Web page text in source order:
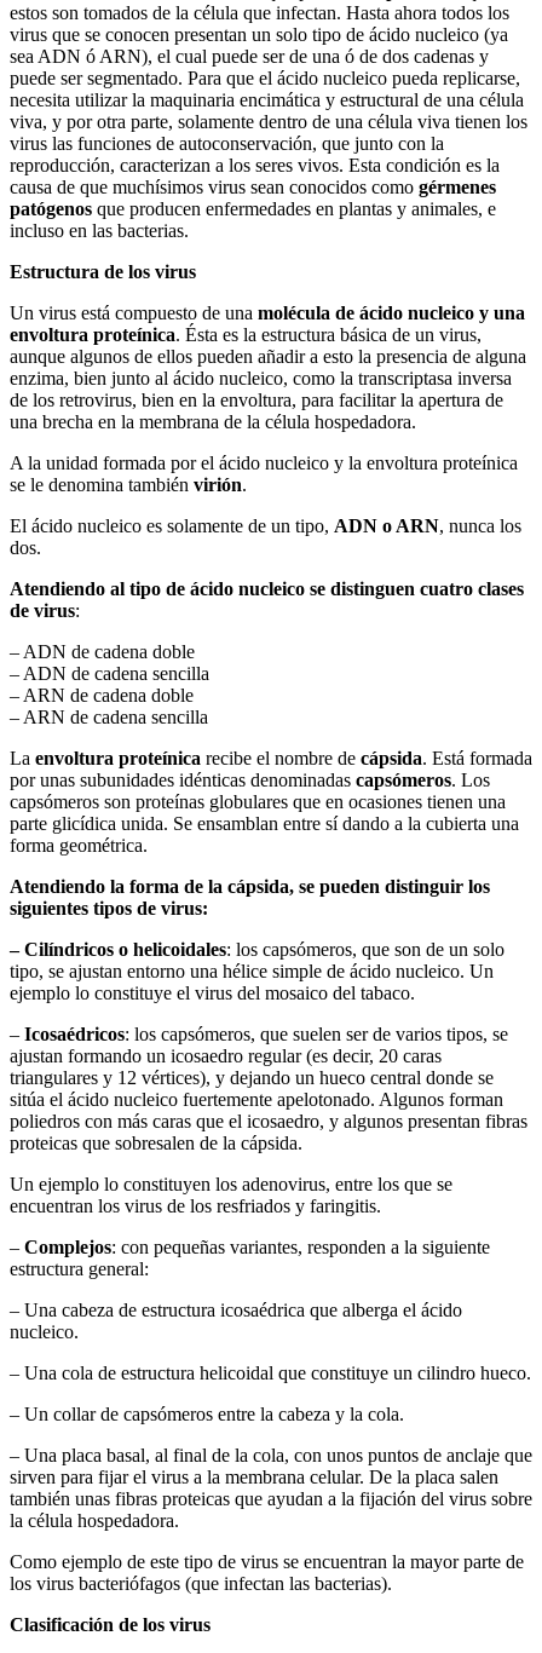
estos son tomados de la célula que infectan. Hasta ahora todos los
virus que se conocen presentan un solo tipo de ácido nucleico (ya
sea ADN ó ARN), el cual puede ser de una ó de dos cadenas y
puede ser segmentado. Para que el ácido nucleico pueda replicarse,
necesita utilizar la maquinaria encimática y estructural de una célula
viva, y por otra parte, solamente dentro de una célula viva tienen los
virus las funciones de autoconservación, que junto con la
reproducción, caracterizan a los seres vivos. Esta condición es la
causa de que muchísimos virus sean conocidos como gérmenes
patógenos que producen enfermedades en plantas y animales, e
incluso en las bacterias.
Estructura de los virus
Un virus está compuesto de una molécula de ácido nucleico y una
envoltura proteínica. Ésta es la estructura básica de un virus,
aunque algunos de ellos pueden añadir a esto la presencia de alguna
enzima, bien junto al ácido nucleico, como la transcriptasa inversa
de los retrovirus, bien en la envoltura, para facilitar la apertura de
una brecha en la membrana de la célula hospedadora.
A la unidad formada por el ácido nucleico y la envoltura proteínica
se le denomina también virión.
El ácido nucleico es solamente de un tipo, ADN o ARN, nunca los
dos.
Atendiendo al tipo de ácido nucleico se distinguen cuatro clases
de virus:
– ADN de cadena doble
– ADN de cadena sencilla
– ARN de cadena doble
– ARN de cadena sencilla
La envoltura proteínica recibe el nombre de cápsida. Está formada
por unas subunidades idénticas denominadas capsómeros. Los
capsómeros son proteínas globulares que en ocasiones tienen una
parte glicídica unida. Se ensamblan entre sí dando a la cubierta una
forma geométrica.
Atendiendo la forma de la cápsida, se pueden distinguir los
siguientes tipos de virus:
– Cilíndricos o helicoidales: los capsómeros, que son de un solo
tipo, se ajustan entorno una hélice simple de ácido nucleico. Un
ejemplo lo constituye el virus del mosaico del tabaco.
– Icosaédricos: los capsómeros, que suelen ser de varios tipos, se
ajustan formando un icosaedro regular (es decir, 20 caras
triangulares y 12 vértices), y dejando un hueco central donde se
sitúa el ácido nucleico fuertemente apelotonado. Algunos forman
poliedros con más caras que el icosaedro, y algunos presentan fibras
proteicas que sobresalen de la cápsida.
Un ejemplo lo constituyen los adenovirus, entre los que se
encuentran los virus de los resfriados y faringitis.
– Complejos: con pequeñas variantes, responden a la siguiente
estructura general:
– Una cabeza de estructura icosaédrica que alberga el ácido
nucleico.
– Una cola de estructura helicoidal que constituye un cilindro hueco.
– Un collar de capsómeros entre la cabeza y la cola.
– Una placa basal, al final de la cola, con unos puntos de anclaje que
sirven para fijar el virus a la membrana celular. De la placa salen
también unas fibras proteicas que ayudan a la fijación del virus sobre
la célula hospedadora.
Como ejemplo de este tipo de virus se encuentran la mayor parte de
los virus bacteriófagos (que infectan las bacterias).
Clasificación de los virus